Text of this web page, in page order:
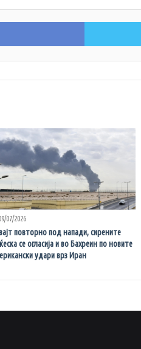
Facebook
07/2026
повторно под напади, сирените
се огласија и во Бахреин по новите
удари врз Иран